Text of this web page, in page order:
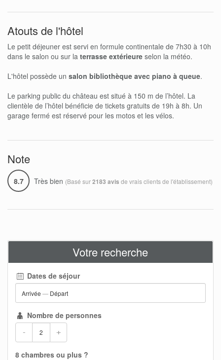
Atouts de l'hôtel
Le petit déjeuner est servi en formule continentale de 7h30 à 10h
dans le salon ou sur la terrasse extérieure selon la météo.
L'hôtel possède un salon bibliothèque avec piano à queue.
Le parking public du château est situé à 150 m de l’hôtel. La
clientèle de l’hôtel bénéficie de tickets gratuits de 19h à 8h. Un
garage fermé est réservé pour les motos et les vélos.
Note
8.7 Très bien (Basé sur2183 avis de vrais clients de l'établissement)
Votre recherche
Dates de séjour
Arrivée — Départ
Nombre de personnes
- +
8 chambres ou plus ?